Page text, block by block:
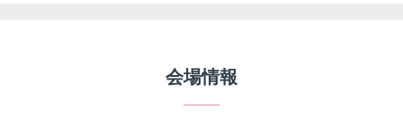
会場情報